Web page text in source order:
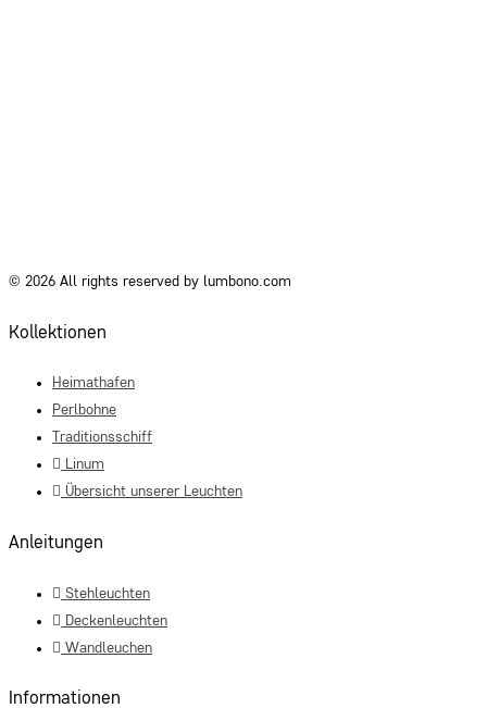
© 2026 All rights reserved by lumbono.com
Kollektionen
Heimathafen
Perlbohne
Traditionsschiff
Linum
Übersicht unserer Leuchten
Anleitungen
Stehleuchten
Deckenleuchten
Wandleuchen
Informationen